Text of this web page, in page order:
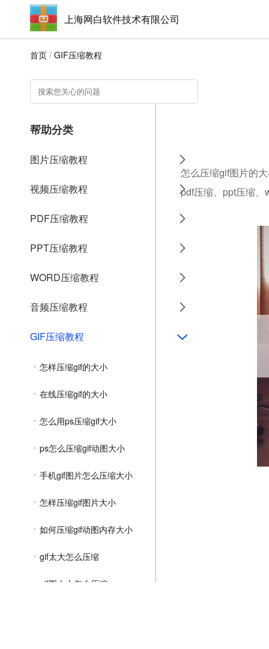
上海网白软件技术有限公司
首页 / GIF压缩教程
帮助分类
图片压缩教程
视频压缩教程
PDF压缩教程
PPT压缩教程
WORD压缩教程
音频压缩教程
GIF压缩教程
怎样压缩gif的大小
在线压缩gif的大小
怎么用ps压缩gif大小
ps怎么压缩gif动图大小
手机gif图片怎么压缩大小
怎样压缩gif图片大小
如何压缩gif动图内存大小
gif太大怎么压缩
gif图太大怎么压缩
怎么压缩gif图片的
pdf压缩、ppt压缩